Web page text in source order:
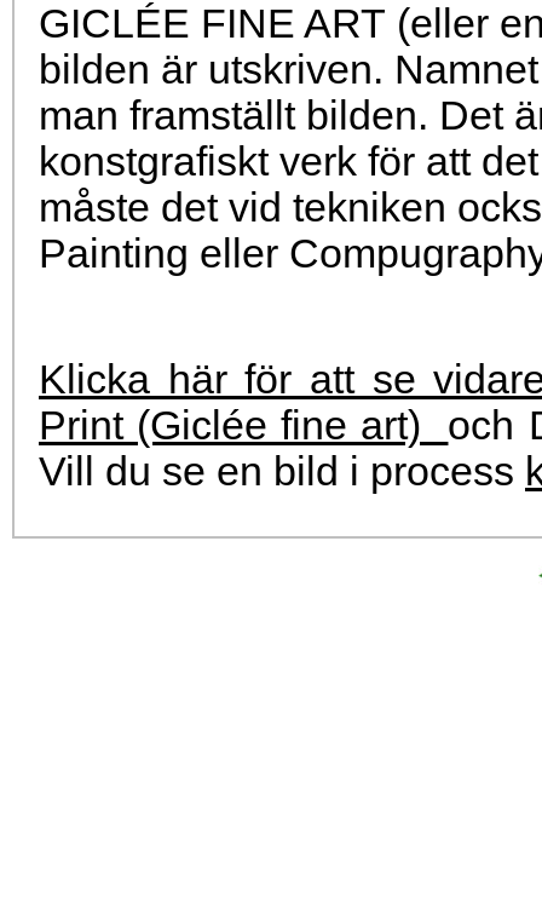
GICLÉE FINE ART (eller
bilden är utskriven.
man framställt bilden. Det
konstgrafiskt verk för att
måste det vid tekniken
Painting eller
Klicka här för att se
Print (Giclée fine art) och
Vill du se en bild i process